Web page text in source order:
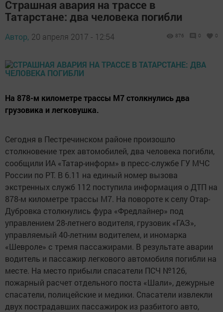
Страшная авария на трассе в
Татарстане: два человека погибли
Автор, 20 апреля 2017 - 12:54 876 0 0
На 878-м километре трассы М7 столкнулись два
грузовика и легковушка.
Сегодня в Пестречинском районе произошло
столкновение трех автомобилей, два человека погибли,
сообщили ИА «Татар-информ» в пресс-службе ГУ МЧС
России по РТ. В 6.11 на единый номер вызова
экстренных служб 112 поступила информация о ДТП на
878-м километре трассы М7. На повороте к селу Отар-
Дубровка столкнулись фура «Фредлайнер» под
управлением 28-летнего водителя, грузовик «ГАЗ»,
управляемый 40-летним водителем, и иномарка
«Шевроле» с тремя пассажирами. В результате аварии
водитель и пассажир легкового автомобиля погибли на
месте. На место прибыли спасатели ПСЧ №126,
пожарный расчет отдельного поста «Шали», дежурные
спасатели, полицейские и медики. Спасатели извлекли
двух пострадавших пассажирок из разбитого авто,